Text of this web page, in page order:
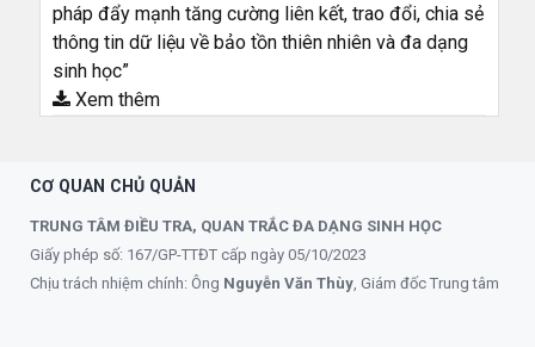
pháp đẩy mạnh tăng cường liên kết, trao đổi, chia sẻ
thông tin dữ liệu về bảo tồn thiên nhiên và đa dạng
sinh học”
Xem thêm
CƠ QUAN CHỦ QUẢN
TRUNG TÂM ĐIỀU TRA, QUAN TRẮC ĐA DẠNG SINH HỌC
Giấy phép số: 167/GP-TTĐT cấp ngày 05/10/2023
Chịu trách nhiệm chính: Ông Nguyễn Văn Thùy, Giám đốc Trung tâm